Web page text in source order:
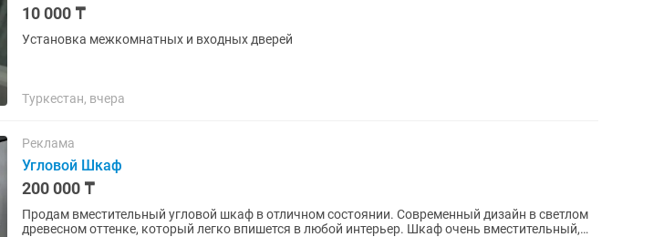
10 000 ₸
Установка межкомнатных и входных дверей
Туркестан, вчера
Реклама
Угловой Шкаф
200 000 ₸
Продам вместительный угловой шкаф в отличном состоянии. Современный дизайн в светлом
древесном оттенке, который легко впишется в любой интерьер. Шкаф очень вместительный,